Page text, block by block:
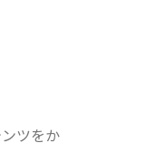
ツをか